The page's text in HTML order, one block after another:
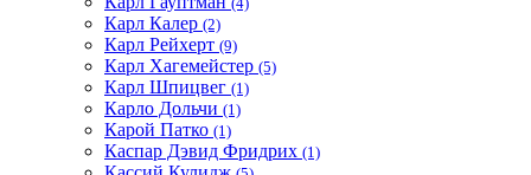
Карл Калер (2)
Карл Рейхерт (9)
Карл Хагемейстер (5)
Карл Шпицвег (1)
Карло Дольчи (1)
Карой Патко (1)
Каспар Дэвид Фридрих (1)